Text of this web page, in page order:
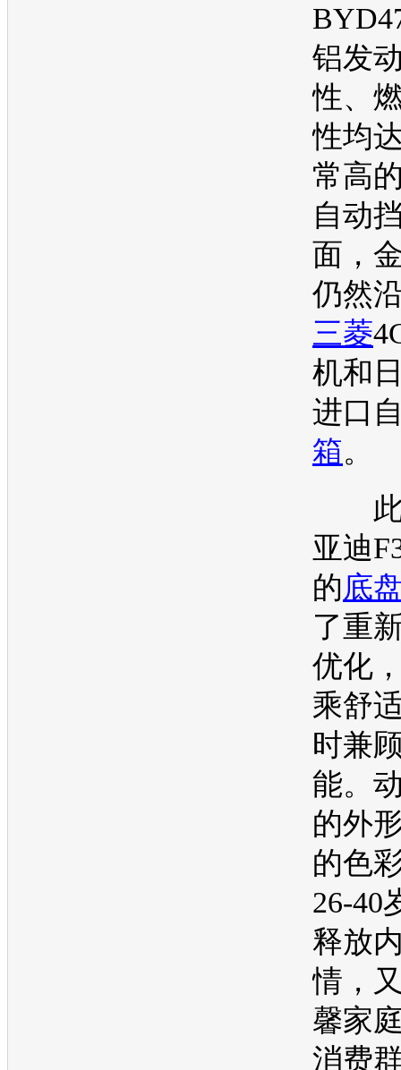
铝发
性、
性均
常高
自动
面，
仍然
三菱
机和
进口
箱。
此
亚迪
的底
了重
优化
乘舒
时兼
能。
的外
的色
26-40
释放
情，
馨家
消费